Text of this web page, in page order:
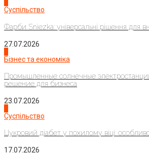
Суспільство
Фарби Sniezka: універсальні рішення для
27.07.2026
Бізнес та економіка
Промышленные солнечные
решение для бизнеса
23.07.2026
Суспільство
Цукровий діабет у похилому віці:
17.07.2026